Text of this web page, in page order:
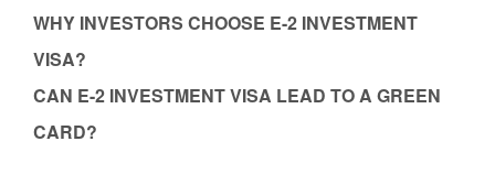
WHY INVESTORS CHOOSE E-2 INVESTMENT
VISA?
CAN E-2 INVESTMENT VISA LEAD TO A GREEN
CARD?